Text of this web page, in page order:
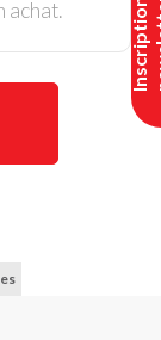
I
n
s
c
r
i
p
t
i
o
n
n
e
w
s
l
e
t
t
e
achat.